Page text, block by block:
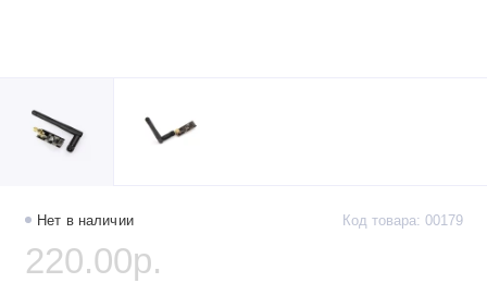
Нет в наличии Код товара: 00179
220.00р.